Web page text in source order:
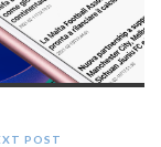
POST